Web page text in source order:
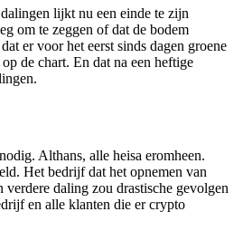
lijkt nu een einde te zijn
om te zeggen of dat de bodem
er voor het eerst sinds dagen groene
de chart. En dat na een heftige
Althans, alle heisa eromheen.
Het bedrijf dat het opnemen van
verdere daling zou drastische gevolgen
en alle klanten die er crypto